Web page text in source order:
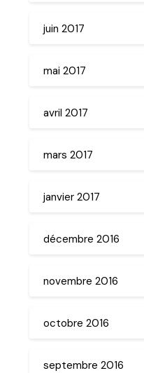
juin 2017
mai 2017
avril 2017
mars 2017
janvier 2017
décembre 2016
novembre 2016
octobre 2016
septembre 2016